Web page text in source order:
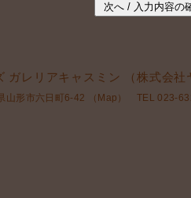
ガレリアキャスミン （株式会社
山形市六日町6-42 （ Map ） TEL 023-